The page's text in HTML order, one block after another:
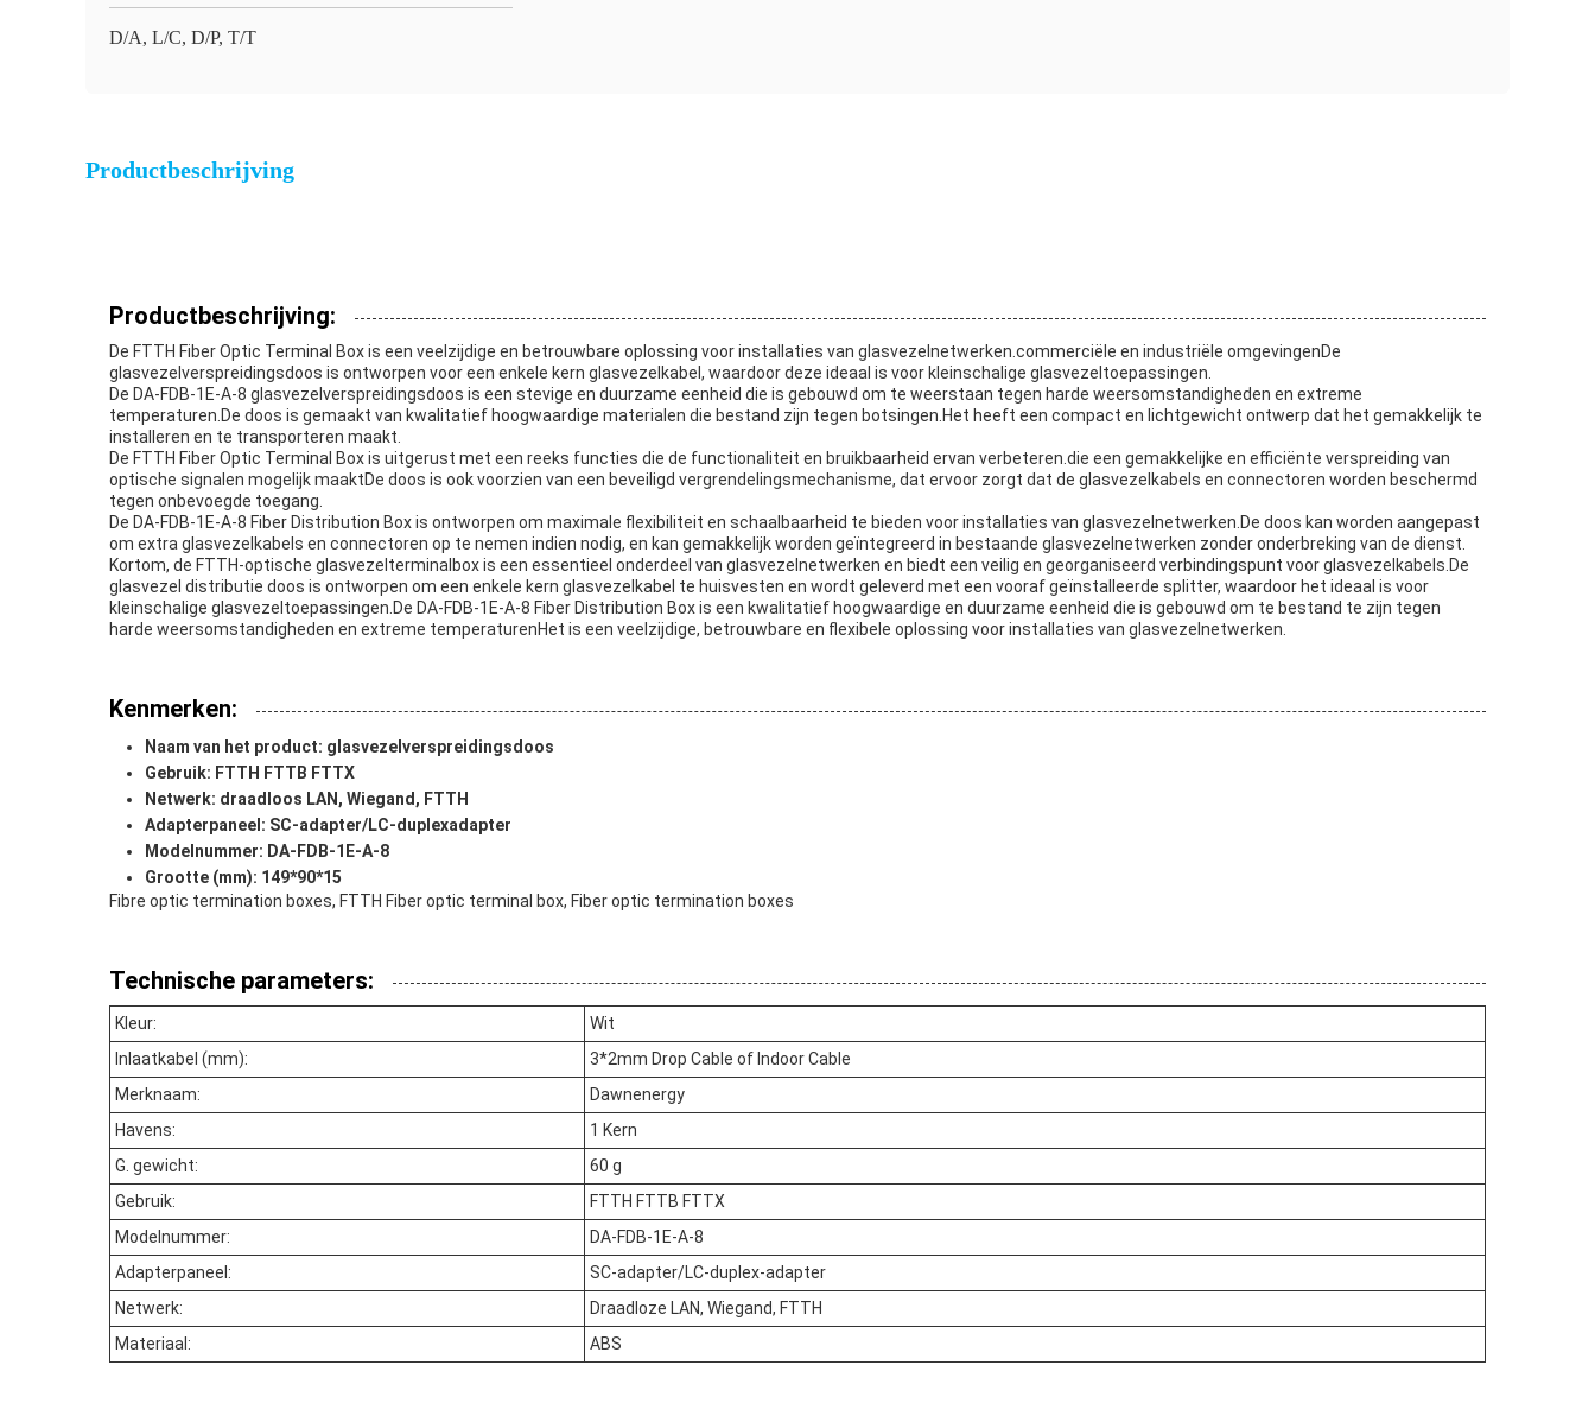
D/A, L/C, D/P, T/T
Productbeschrijving
Productbeschrijving:
De FTTH Fiber Optic Terminal Box is een veelzijdige en betrouwbare oplossing voor installaties van glasvezelnetwerken.commerciële en industriële omgevingenDe
glasvezelverspreidingsdoos is ontworpen voor een enkele kern glasvezelkabel, waardoor deze ideaal is voor kleinschalige glasvezeltoepassingen.
De DA-FDB-1E-A-8 glasvezelverspreidingsdoos is een stevige en duurzame eenheid die is gebouwd om te weerstaan tegen harde weersomstandigheden en extreme
temperaturen.De doos is gemaakt van kwalitatief hoogwaardige materialen die bestand zijn tegen botsingen.Het heeft een compact en lichtgewicht ontwerp dat het gemakkelijk te
installeren en te transporteren maakt.
De FTTH Fiber Optic Terminal Box is uitgerust met een reeks functies die de functionaliteit en bruikbaarheid ervan verbeteren.die een gemakkelijke en efficiënte verspreiding van
optische signalen mogelijk maaktDe doos is ook voorzien van een beveiligd vergrendelingsmechanisme, dat ervoor zorgt dat de glasvezelkabels en connectoren worden beschermd
tegen onbevoegde toegang.
De DA-FDB-1E-A-8 Fiber Distribution Box is ontworpen om maximale flexibiliteit en schaalbaarheid te bieden voor installaties van glasvezelnetwerken.De doos kan worden aangepast
om extra glasvezelkabels en connectoren op te nemen indien nodig, en kan gemakkelijk worden geïntegreerd in bestaande glasvezelnetwerken zonder onderbreking van de dienst.
Kortom, de FTTH-optische glasvezelterminalbox is een essentieel onderdeel van glasvezelnetwerken en biedt een veilig en georganiseerd verbindingspunt voor glasvezelkabels.De
glasvezel distributie doos is ontworpen om een enkele kern glasvezelkabel te huisvesten en wordt geleverd met een vooraf geïnstalleerde splitter, waardoor het ideaal is voor
kleinschalige glasvezeltoepassingen.De DA-FDB-1E-A-8 Fiber Distribution Box is een kwalitatief hoogwaardige en duurzame eenheid die is gebouwd om te bestand te zijn tegen
harde weersomstandigheden en extreme temperaturenHet is een veelzijdige, betrouwbare en flexibele oplossing voor installaties van glasvezelnetwerken.
Kenmerken:
Naam van het product: glasvezelverspreidingsdoos
Gebruik: FTTH FTTB FTTX
Netwerk: draadloos LAN, Wiegand, FTTH
Adapterpaneel: SC-adapter/LC-duplexadapter
Modelnummer: DA-FDB-1E-A-8
Grootte (mm): 149*90*15
Fibre optic termination boxes, FTTH Fiber optic terminal box, Fiber optic termination boxes
Technische parameters:
Kleur:
Wit
Inlaatkabel (mm):
3*2mm Drop Cable of Indoor Cable
Merknaam:
Dawnenergy
Havens:
1 Kern
G. gewicht:
60 g
Gebruik:
FTTH FTTB FTTX
Modelnummer:
DA-FDB-1E-A-8
Adapterpaneel:
SC-adapter/LC-duplex-adapter
Netwerk:
Draadloze LAN, Wiegand, FTTH
Materiaal:
ABS